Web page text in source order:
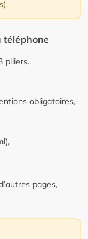
téléphone
piliers.
obligatoires,
pages,